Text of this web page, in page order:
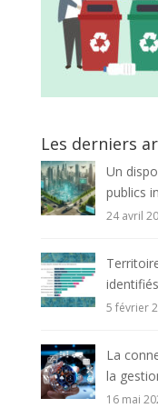
Les derniers
Un
publics
24 avril
identifiés
5 février
La
la
16 mai